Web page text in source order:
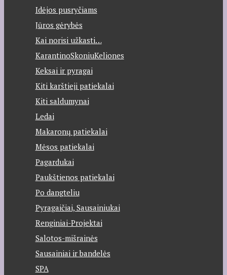
Idėjos pusryčiams
Jūros gėrybės
Kai norisi užkasti…
KarantinoSkoniuKeliones
Keksai ir pyragai
Kiti karštieji patiekalai
Kiti saldumynai
Ledai
Makaronų patiekalai
Mėsos patiekalai
Pagardukai
Paukštienos patiekalai
Po dangteliu
Pyragaičiai, Sausainiukai
Renginiai-Projektai
Salotos-mišrainės
Sausainiai ir bandelės
SPA